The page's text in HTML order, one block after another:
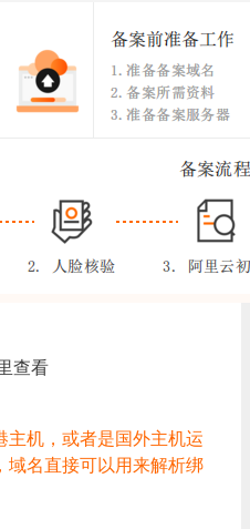
查看
主机，或者是国外主机运
域名直接可以用来解析绑